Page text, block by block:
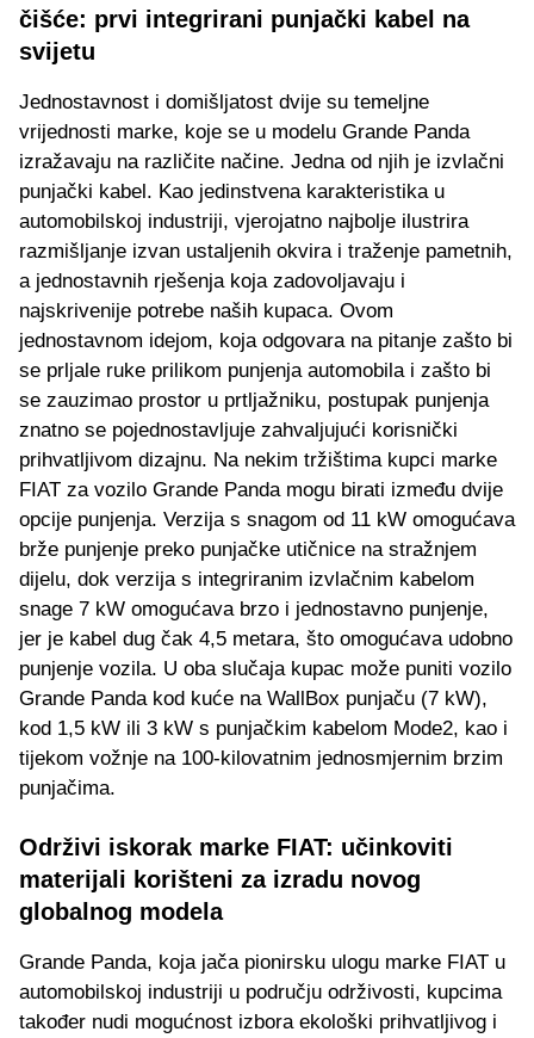
čišće: prvi integrirani punjački kabel na
svijetu
Jednostavnost i domišljatost dvije su temeljne
vrijednosti marke, koje se u modelu Grande Panda
izražavaju na različite načine. Jedna od njih je izvlačni
punjački kabel. Kao jedinstvena karakteristika u
automobilskoj industriji, vjerojatno najbolje ilustrira
razmišljanje izvan ustaljenih okvira i traženje pametnih,
a jednostavnih rješenja koja zadovoljavaju i
najskrivenije potrebe naših kupaca. Ovom
jednostavnom idejom, koja odgovara na pitanje zašto bi
se prljale ruke prilikom punjenja automobila i zašto bi
se zauzimao prostor u prtljažniku, postupak punjenja
znatno se pojednostavljuje zahvaljujući korisnički
prihvatljivom dizajnu. Na nekim tržištima kupci marke
FIAT za vozilo Grande Panda mogu birati između dvije
opcije punjenja. Verzija s snagom od 11 kW omogućava
brže punjenje preko punjačke utičnice na stražnjem
dijelu, dok verzija s integriranim izvlačnim kabelom
snage 7 kW omogućava brzo i jednostavno punjenje,
jer je kabel dug čak 4,5 metara, što omogućava udobno
punjenje vozila. U oba slučaja kupac može puniti vozilo
Grande Panda kod kuće na WallBox punjaču (7 kW),
kod 1,5 kW ili 3 kW s punjačkim kabelom Mode2, kao i
tijekom vožnje na 100-kilovatnim jednosmjernim brzim
punjačima.
Održivi iskorak marke FIAT: učinkoviti
materijali korišteni za izradu novog
globalnog modela
Grande Panda, koja jača pionirsku ulogu marke FIAT u
automobilskoj industriji u području održivosti, kupcima
također nudi mogućnost izbora ekološki prihvatljivog i